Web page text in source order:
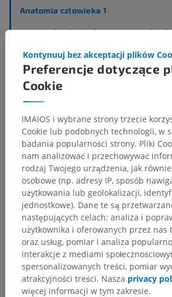
Anatomia człowieka 1
Anatomia układu kostnego>
Tyłomózgowie >
Tyłomózgowie wtórnego; Most i
Nakrywka mostu
Droga czerwienno-mostowa
Powiązane struktury:Nie istnieją
z tą częścią ciała
Tłumaczenia
Zauważyłeś błąd?
Zachęcamy do przesyłania sugestii
tłumaczeń lub innych treści, które
lepszą jakość materiałów.
Preferencje dotyczące
Cookie
Kontynuuj bez akceptacji plików
IMAIOS i wybrane strony trzecie
Cookie lub podobnych technologii, w
badania popularności strony. Pliki
nam analizować i przechowywać
rodzaj Twojego urządzenia, jak
osobowe (np. adresy IP, sposób
użytkowania lub geolokalizacji,
jednostkowe). Dane te są
następujących celach: analiza i
użytkownika i oferowanych przez nas
oraz usług, pomiar i analiza
interakcje z mediami
spersonalizowanych treści, pomiar
atrakcyjności treści. Nasza privacy
więcej informacji w tym zakresie.